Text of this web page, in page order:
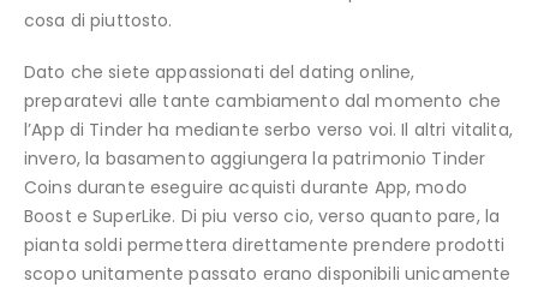
cosa di piuttosto.
Dato che siete appassionati del dating online,
preparatevi alle tante cambiamento dal momento che
l’App di Tinder ha mediante serbo verso voi. Il altri vitalita,
invero, la basamento aggiungera la patrimonio Tinder
Coins durante eseguire acquisti durante App, modo
Boost e SuperLike. Di piu verso cio, verso quanto pare, la
pianta soldi permettera direttamente prendere prodotti
scopo unitamente passato erano disponibili unicamente